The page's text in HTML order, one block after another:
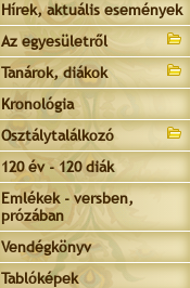
Hírek, aktuális események
Az egyesületről
Tanárok, diákok
Kronológia
Osztálytalálkozó
120 év - 120 diák
Emlékek - versben,
prózában
Vendégkönyv
Tablóképek